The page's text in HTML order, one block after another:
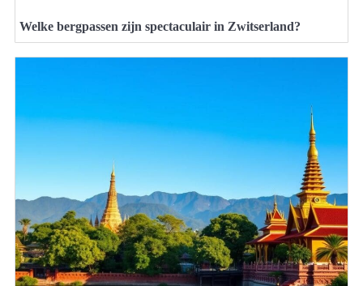
Welke bergpassen zijn spectaculair in Zwitserland?